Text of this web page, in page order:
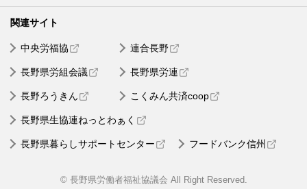
中央労福協 連合長野
長野県労組会議 長野県労連
長野ろうきん こくみん共済coop
長野県生協連ねっとわぁく
長野県暮らしサポートセンター フードバンク信州
© 長野県労働者福祉協議会 All Right Reserved.